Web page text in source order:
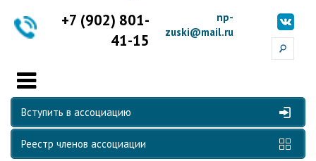
+7 (902) 801-
41-15
np-
zuski@mail.ru
Вступить в ассоциацию
Реестр членов ассоциации